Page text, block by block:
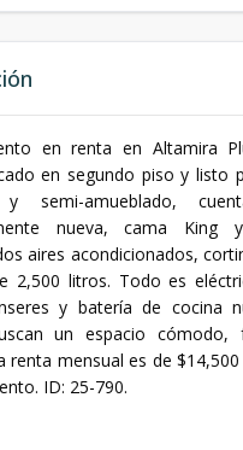
en renta en Altamira
en segundo piso y listo
y semi-amueblado,
nueva, cama King
aires acondicionados,
2,500 litros. Todo es
y batería de cocina
un espacio cómodo,
renta mensual es de
ID: 25-790.